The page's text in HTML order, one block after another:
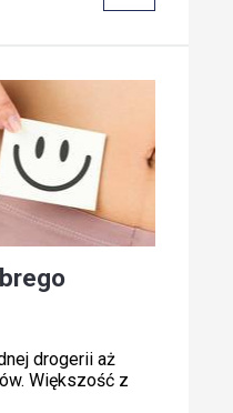
drogerii aż
Większość z